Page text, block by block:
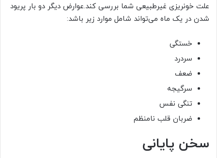
علت خونریزی غیرطبیعی شما بررسی کند.عوارض دیگر دو بار پریود
شدن در یک ماه می‌تواند شامل موارد زیر باشد:
خستگی
سردرد
ضعف
سرگیجه
تنگی نفس
ضربان قلب نامنظم
سخن پایانی